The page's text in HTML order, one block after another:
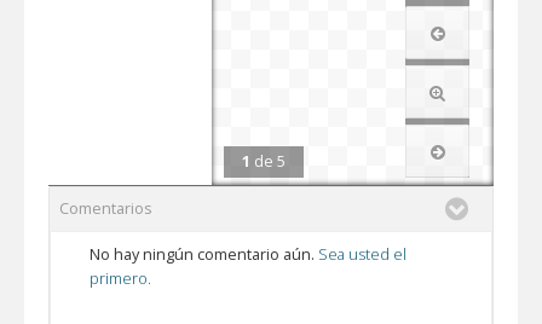
1 de 5
Comentarios
No hay ningún comentario aún. Sea usted el
primero.